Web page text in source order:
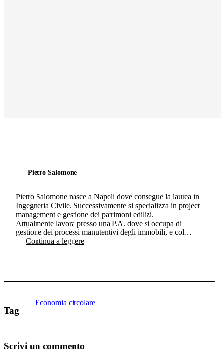
Pietro Salomone
Pietro Salomone nasce a Napoli dove consegue la laurea in
Ingegneria Civile. Successivamente si specializza in project
management e gestione dei patrimoni edilizi.
Attualmente lavora presso una P.A. dove si occupa di
gestione dei processi manutentivi degli immobili, e col…
Continua a leggere
Tag
Economia circolare
Scrivi un commento